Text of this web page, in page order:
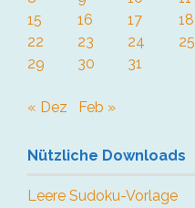
15
16 17 18
22
23 24 25
29
30 31
« Dez Feb »
Nützliche Downloads
Leere Sudoku-Vorlage